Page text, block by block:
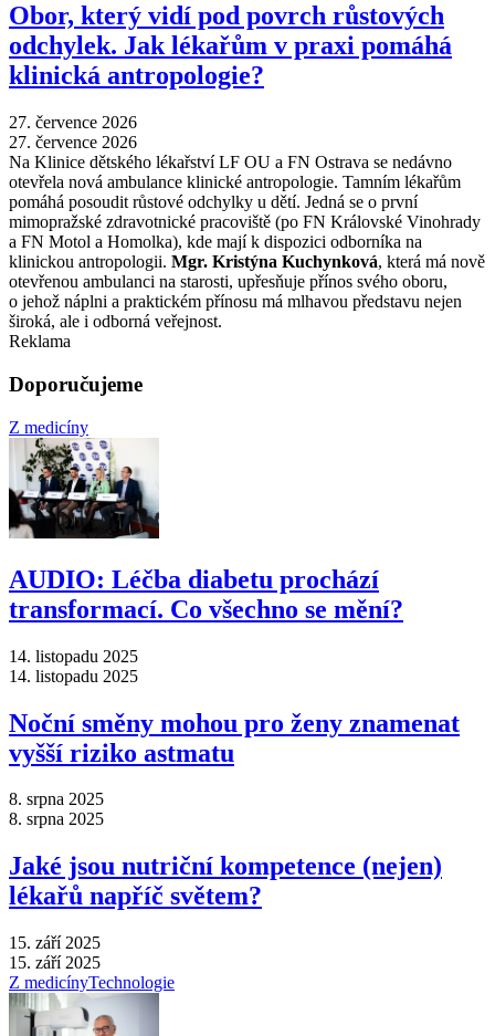
Obor, který vidí pod povrch růstových
odchylek. Jak lékařům v praxi pomáhá
klinická antropologie?
27. července 2026
27. července 2026
Na Klinice dětského lékařství LF OU a FN Ostrava se nedávno
otevřela nová ambulance klinické antropologie. Tamním lékařům
pomáhá posoudit růstové odchylky u dětí. Jedná se o první
mimopražské zdravotnické pracoviště (po FN Královské Vinohrady
a FN Motol a Homolka), kde mají k dispozici odborníka na
klinickou antropologii. Mgr. Kristýna Kuchynková, která má nově
otevřenou ambulanci na starosti, upřesňuje přínos svého oboru,
o jehož náplni a praktickém přínosu má mlhavou představu nejen
široká, ale i odborná veřejnost.
Reklama
Doporučujeme
Z medicíny
AUDIO: Léčba diabetu prochází
transformací. Co všechno se mění?
14. listopadu 2025
14. listopadu 2025
Noční směny mohou pro ženy znamenat
vyšší riziko astmatu
8. srpna 2025
8. srpna 2025
Jaké jsou nutriční kompetence (nejen)
lékařů napříč světem?
15. září 2025
15. září 2025
Z medicínyTechnologie